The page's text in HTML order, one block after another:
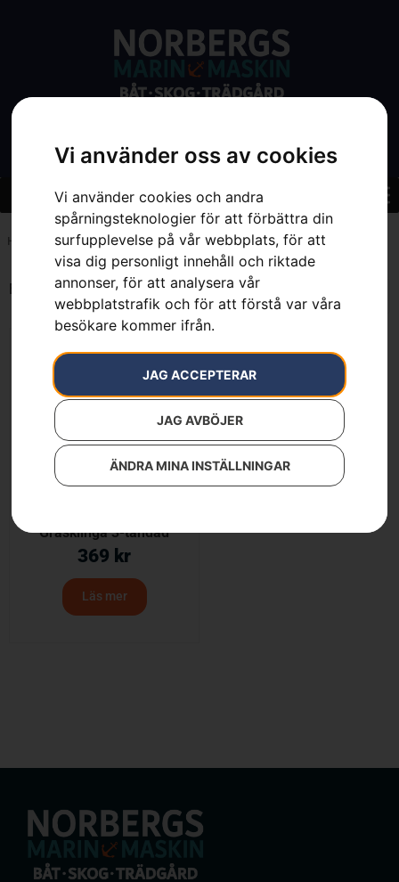
Vi använder oss av cookies
Vi använder cookies och andra
spårningsteknologier för att förbättra din
surfupplevelse på vår webbplats, för att
visa dig personligt innehåll och riktade
annonser, för att analysera vår
webbplatstrafik och för att förstå var våra
besökare kommer ifrån.
JAG ACCEPTERAR
JAG AVBÖJER
ÄNDRA MINA INSTÄLLNINGAR
Hem 7391883725931
Endast ett sökresultat
Gräsklinga 3-tandad
369 kr
Läs mer